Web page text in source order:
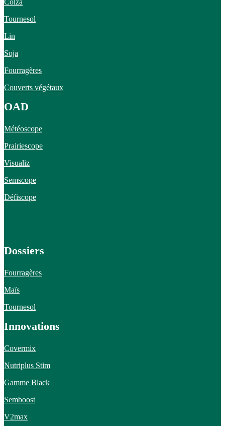
Tournesol
Lin
Soja
Fourragères
Couverts végétaux
OAD
Météoscope
Prairiescope
Visualiz
Semscope
Défiscope
Dossiers
Fourragères
Maïs
Tournesol
Innovations
Covermix
Nutriplus Stim
Gamme Black
Semboost
V2max